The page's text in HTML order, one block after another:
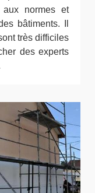
aux normes et
bâtiments. Il
très difficiles
des experts